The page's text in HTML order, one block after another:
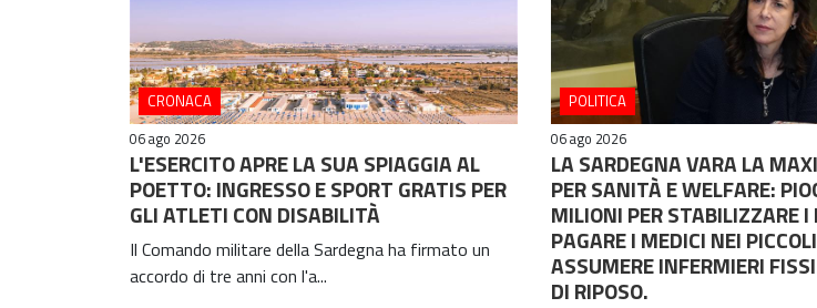
CRONACA
06 ago 2026
L'ESERCITO APRE LA SUA SPIAGGIA AL
POETTO: INGRESSO E SPORT GRATIS PER
GLI ATLETI CON DISABILITÀ
Il Comando militare della Sardegna ha firmato un
accordo di tre anni con l'a...
POLITICA
06 ago 2026
LA SARDEGNA VARA LA
PER SANITÀ E WELFARE:
MILIONI PER STABILIZZARE I
PAGARE I MEDICI NEI
ASSUMERE INFERMIERI
DI RIPOSO.